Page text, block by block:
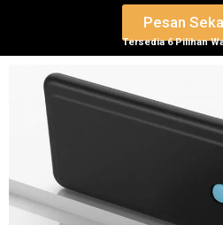
Pesan
Tersedia 6 Pilihan